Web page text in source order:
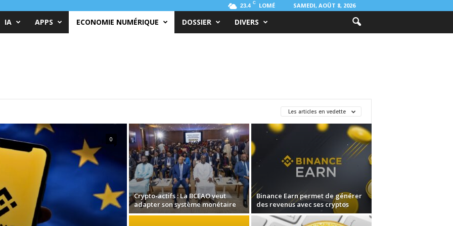
23.4 C LOMÉ SAMEDI, AOÛT 8, 2026
IA APPS ECONOMIE NUMÉRIQUE DOSSIER DIVERS
Les articles en vedette
0
Crypto-actifs : La BCEAO veut
adapter son système monétaire
Binance Earn permet de générer
des revenus avec ses cryptos